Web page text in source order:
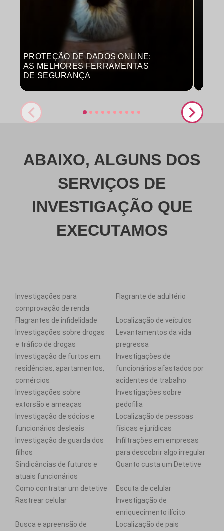
PROTEÇÃO DE DADOS ONLINE:
AS MELHORES FERRAMENTAS
DE SEGURANÇA
ABAIXO, ALGUNS DOS
SERVIÇOS DE
INVESTIGAÇÃO QUE
EXECUTAMOS
Investigações para
comprovação de renda
Flagrante de adultério
Flagrantes de infidelidade
Localização de veículos
Investigações sobre drogas
e tráfico de drogas
Levantamentos da vida
pregressa
Investigação de furtos em:
residências, apartamentos,
comércios
Investigações de
funcionários afastados por
acidentes de trabalho
Investigações sobre
extorsão e ameaças
Investigações sobre
pedofilia
Investigação de sócios e
funcionários desleais
Localização de pessoas
físicas e jurídicas
Investigação de guarda dos
filhos
Infiltrações em empresas
para descobrir algo irregular
Sindicâncias de futuros e
atuais funcionários
Quanto custa um Detetive
Como contratar um detetive
Escuta de celular
Rastrear celular
Investigação de
enriquecimento ilícito
Busca e apreensão de
Localização de pais